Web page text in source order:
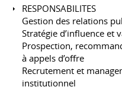
RESPONSABILITES
Gestion des relations
Stratégie d’influence et
Prospection,
à appels d’offre
Recrutement et
institutionnel